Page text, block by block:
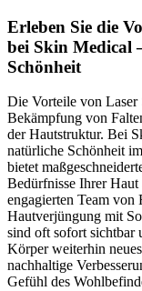
Erleben Sie die
bei Skin
Schönheit
Die Vorteile von
Bekämpfung von
der Hautstruktur. Bei
natürliche Schönheit
bietet
Bedürfnisse Ihrer
engagierten Team
Hautverjüngung mit
sind oft sofort sichtbar
Körper weiterhin
nachhaltige
Gefühl des